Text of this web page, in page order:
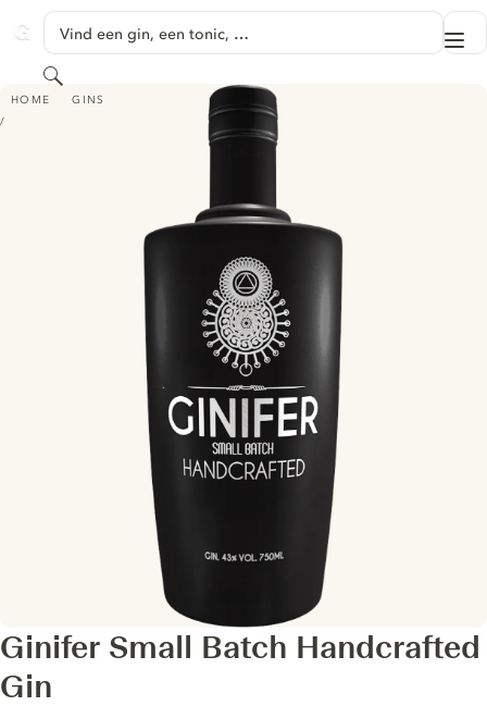
GINVENTORY
Vind een gin, een tonic, …
Zoeken
HOME GINS
GINIFER SMALL BATCH HANDCRAFTED GIN
Ginifer Small Batch Handcrafted
Gin